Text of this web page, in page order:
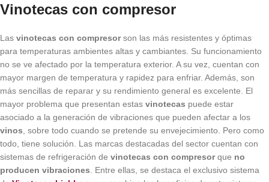
Vinotecas con compresor
Las vinotecas con compresorson las más resistentes y óptimas
para temperaturas ambientes altas y cambiantes. Su funcionamiento
no se ve afectado por la temperatura exterior. A su vez, cuentan con
mayor margen de temperatura y rapidez para enfriar. Además, son
más sencillas de reparar y su rendimiento general es excelente. El
mayor problema que presentan estas vinotecas puede estar
asociado a la generación de vibraciones que pueden afectar a los
vinos , sobre todo cuando se pretende su envejecimiento. Pero como
todo, tiene solución. Las marcas destacadas del sector cuentan con
sistemas de refrigeración de vinotecas con compresorque no
producen vibraciones . Entre ellas, se destaca el exclusivo sistema